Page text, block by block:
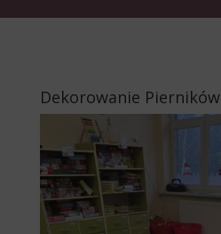
Dekorowanie Pierników